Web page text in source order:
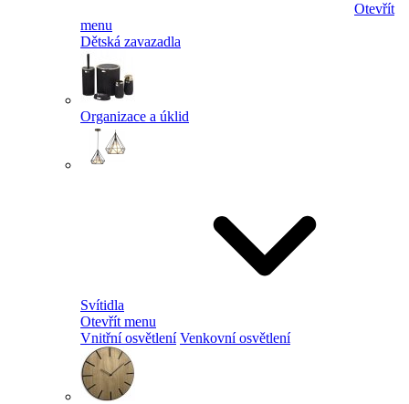
Otevřít
menu
Dětská zavazadla
Organizace a úklid
Svítidla
Otevřít menu
Vnitřní osvětlení Venkovní osvětlení